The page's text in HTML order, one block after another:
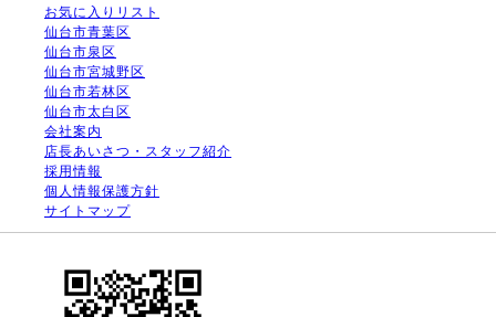
お気に入りリスト
仙台市青葉区
仙台市泉区
仙台市宮城野区
仙台市若林区
仙台市太白区
会社案内
店長あいさつ・スタッフ紹介
採用情報
個人情報保護方針
サイトマップ